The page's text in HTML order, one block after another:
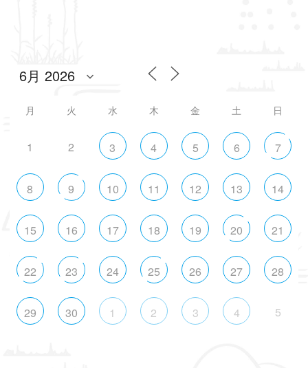
月 火 水 木 金 土 日
1 2 3 4 5 6 7
8 9 10 11 12 13 14
15 16 17 18 19 20 21
22 23 24 25 26 27 28
29 30 1 2 3 4 5